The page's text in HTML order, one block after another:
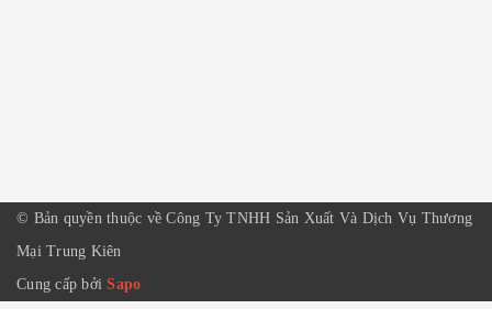
© Bản quyền thuộc về Công Ty TNHH Sản Xuất Và Dịch Vụ Thương
Mại Trung Kiên
Cung cấp bởiSapo